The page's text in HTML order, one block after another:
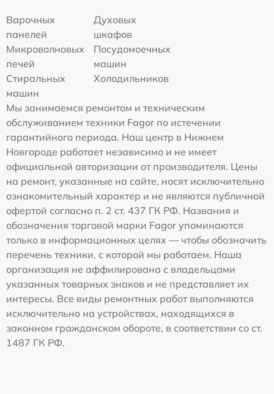
Варочных
панелей
Духовых
шкафов
Микроволновых
печей
Посудомоечных
машин
Стиральных
машин
Холодильников
Мы занимаемся ремонтом и техническим
обслуживанием техники Fagor по истечении
гарантийного периода. Наш центр в Нижнем
Новгороде работает независимо и не имеет
официальной авторизации от производителя. Цены
на ремонт, указанные на сайте, носят исключительно
ознакомительный характер и не являются публичной
офертой согласно п. 2 ст. 437 ГК РФ. Названия и
обозначения торговой марки Fagor упоминаются
только в информационных целях — чтобы обозначить
перечень техники, с которой мы работаем. Наша
организация не аффилирована с владельцами
указанных товарных знаков и не представляет их
интересы. Все виды ремонтных работ выполняются
исключительно на устройствах, находящихся в
законном гражданском обороте, в соответствии со ст.
1487 ГК РФ.